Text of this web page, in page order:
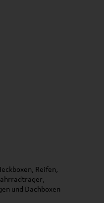
Reifen,
und Dachboxen